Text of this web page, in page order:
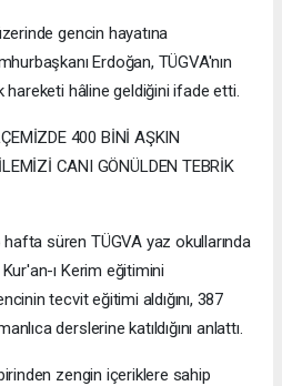
gencin hayatına
Erdoğan, TÜGVA'nın
hareketi hâline geldiğini ifade etti.
400 BİNİ AŞKIN
CANI GÖNÜLDEN TEBRİK
süren TÜGVA yaz okullarında
ı Kerim eğitimini
tecvit eğitimi aldığını, 387
derslerine katıldığını anlattı.
zengin içeriklere sahip